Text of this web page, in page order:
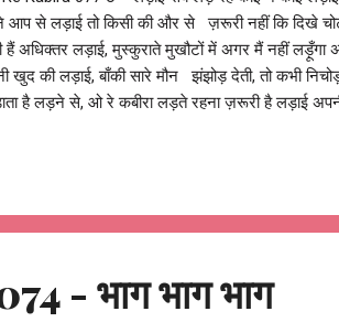
आप से लड़ाई तो किसी की और से ज़रूरी नहीं कि दिखे
हैं अधिक्तर लड़ाई, मुस्कुराते मुखौटों में अगर मैं नहीं
खुद की लड़ाई, बाँकी सारे मौन झंझोड़ देती, तो कभी
है लड़ने से, ओ रे कबीरा लड़ते रहना ज़रूरी है लड़ाई
- भाग भाग भाग